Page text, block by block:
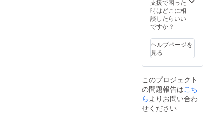
支援で困った
時はどこに相
談したらいい
ですか？
ヘルプページを
見る
このプロジェクト
の問題報告はこち
ら よりお問い合わ
せください